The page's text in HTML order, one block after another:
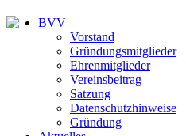
BVV
Vorstand
Gründungsmitglieder
Ehrenmitglieder
Vereinsbeitrag
Satzung
Datenschutzhinweise
Gründung